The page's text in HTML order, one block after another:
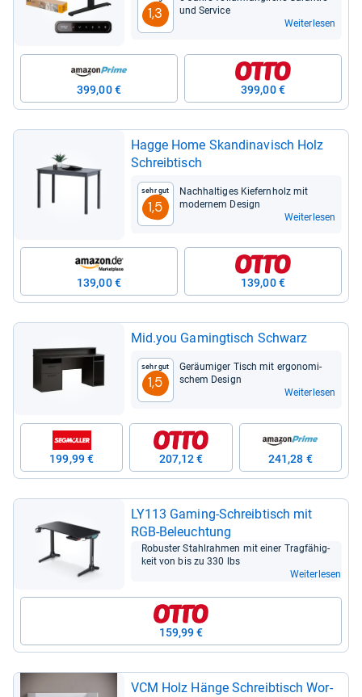
1,3
und Ser­vice
Weiterlesen
399,00 € 399,00 €
Hagge Home Skan­di­na­visch Holz
Schreib­tisch
Sehr gut
1,5
Nach­hal­ti­ges Kie­fern­holz mit
moder­nem Design
Weiterlesen
139,00 € 139,00 €
Mid.you Gaming­tisch Schwarz
Sehr gut
1,5
Geräu­mi­ger Tisch mit ergo­no­mi­
schem Design
Weiterlesen
199,99 € 207,12 € 241,28 €
LY113 Gaming-​Schreib­tisch mit
RGB-​Beleuch­tung
Robus­ter Stahl­rah­men mit einer Trag­fä­hig­
keit von bis zu 330 lbs
Weiterlesen
159,99 €
VCM Holz Hänge Schreib­tisch Wor­